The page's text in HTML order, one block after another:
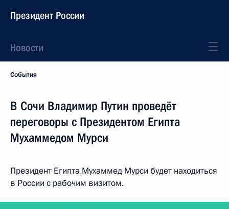
Президент России
Новости
События
В Сочи Владимир Путин проведёт
переговоры с Президентом Египта
Мухаммедом Мурси
Президент Египта Мухаммед Мурси будет находиться
в России с рабочим визитом.